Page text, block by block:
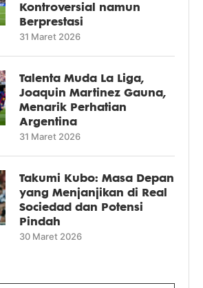
Kontroversial namun
Berprestasi
31 Maret 2026
Talenta Muda La Liga,
Joaquin Martinez Gauna,
Menarik Perhatian
Argentina
31 Maret 2026
Takumi Kubo: Masa Depan
yang Menjanjikan di Real
Sociedad dan Potensi
Pindah
30 Maret 2026